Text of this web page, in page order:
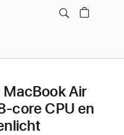
Air
CPU en